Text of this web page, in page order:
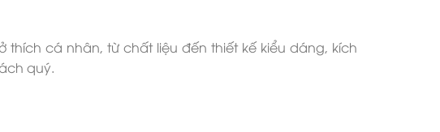
cá nhân, từ chất liệu đến thiết kế kiểu dáng, kích
quý.